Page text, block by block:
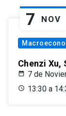
7 NOV
Chenzi Xu,
7 de
13:30 a